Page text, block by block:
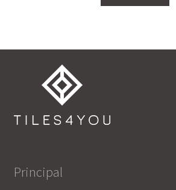
Principal